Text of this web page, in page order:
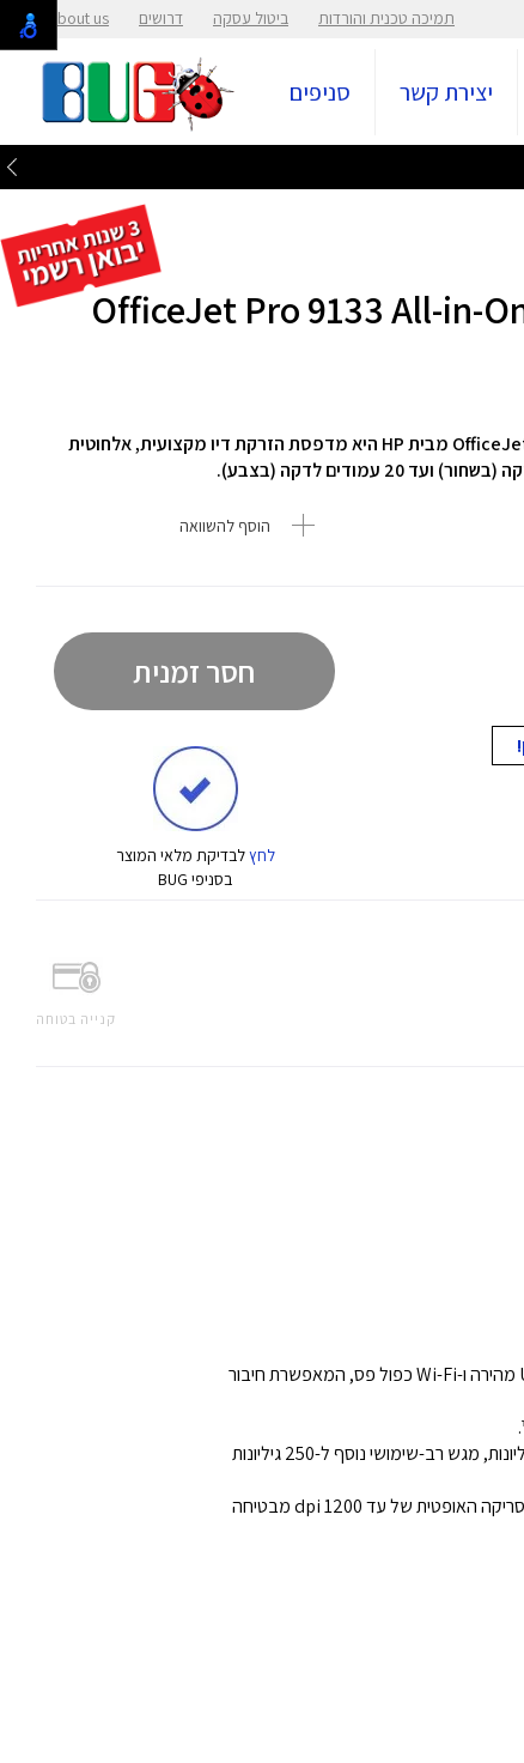
תמיכה טכנית והורדות ביטול עסקה דרושים About us
יצירת קשר סניפים
מדפסת משולבת אלחוטית דגם OfficeJet Pro 9123 All-in-One מבית HP היא מדפסת הזרקת דיו מקצועית, אלחוטית
הוסף להשוואה
חסר זמנית
לחץלבדיקת מלאי המוצר
בסניפי BUG
קנייה בטוחה
הOfficeJet Pro 9133 מציעה חוויית הדפסה מתקדמת ומשתלמת במיוחד, עם קישוריות מגוונת הכוללת יציאת Ethernet, יציאת USB מהירה ו-Wi-Fi כפול פס, המאפשרת חיבור
עם מחזור הדפסה מרשים של עד 30,000 עמודים בחודש, תוכלו להתמודד עם כל משימה בקלות. המכשיר כולל מגש הזנה ל-250 גיליונות, מגש רב-שימושי נוסף ל-250 גיליונות
טכנולוגיית הזרקת הדיו התרמית של HP מבטיחה איכות הדפסה גבוהה, כולל הדפסה ללא שוליים למראה מקצועי ומרהיב. רזולוציית הסריקה האופטית של עד 1200 dpi מבטיחה